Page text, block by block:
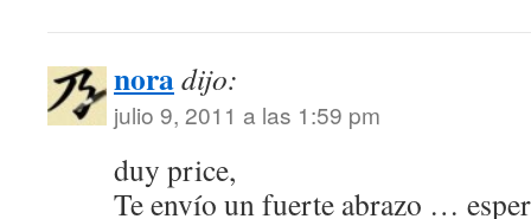
noradijo:
julio 9, 2011 a las 1:59 pm
duy price,
Te envío un fuerte abrazo …